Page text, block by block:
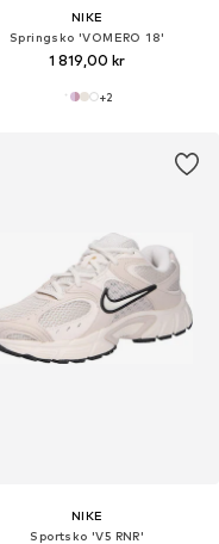
NIKE
Springsko 'VOMERO 18'
1 819,00 kr
+2
NIKE
Sportsko 'V5 RNR'